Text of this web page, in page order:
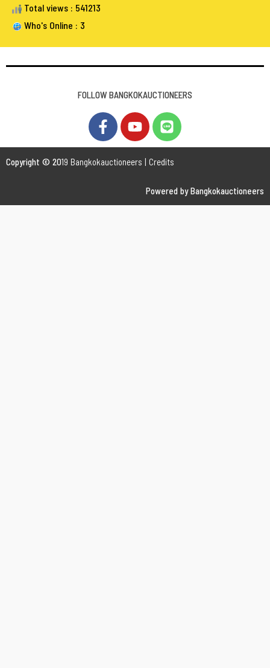
Total views : 541213
Who's Online : 3
FOLLOW BANGKOKAUCTIONEERS
Copyright © 2019 Bangkokauctioneers | Credits
Powered by Bangkokauctioneers